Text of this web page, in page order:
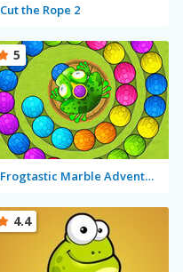
Cut the Rope 2
Frogtastic Marble Adventure
5
4.4